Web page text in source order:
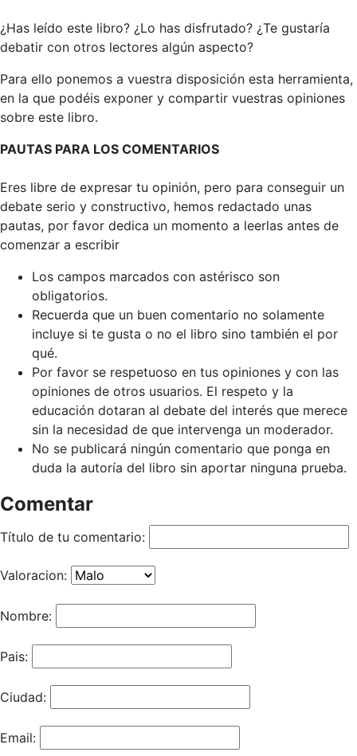
¿Has leído este libro? ¿Lo has disfrutado? ¿Te gustaría
debatir con otros lectores algún aspecto?
Para ello ponemos a vuestra disposición esta herramienta,
en la que podéis exponer y compartir vuestras opiniones
sobre este libro.
PAUTAS PARA LOS COMENTARIOS
Eres libre de expresar tu opinión, pero para conseguir un
debate serio y constructivo, hemos redactado unas
pautas, por favor dedica un momento a leerlas antes de
comenzar a escribir
Los campos marcados con astérisco son
obligatorios.
Recuerda que un buen comentario no solamente
incluye si te gusta o no el libro sino también el por
qué.
Por favor se respetuoso en tus opiniones y con las
opiniones de otros usuarios. El respeto y la
educación dotaran al debate del interés que merece
sin la necesidad de que intervenga un moderador.
No se publicará ningún comentario que ponga en
duda la autoría del libro sin aportar ninguna prueba.
Comentar
Título de tu comentario:
Valoracion:
Nombre:
Pais:
Ciudad:
Email: